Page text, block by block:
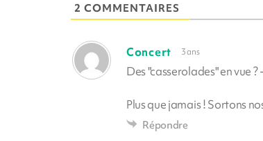
2 COMMENTAIRES
Concert 3 ans
Des "casserolades" en vue ? -
Plus que jamais ! Sortons
Répondre